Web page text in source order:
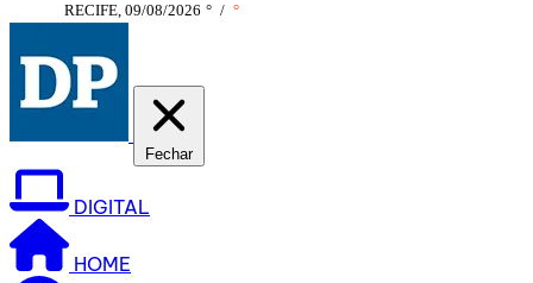
RECIFE, 09/08/2026 ° / °
Fechar
DIGITAL
HOME